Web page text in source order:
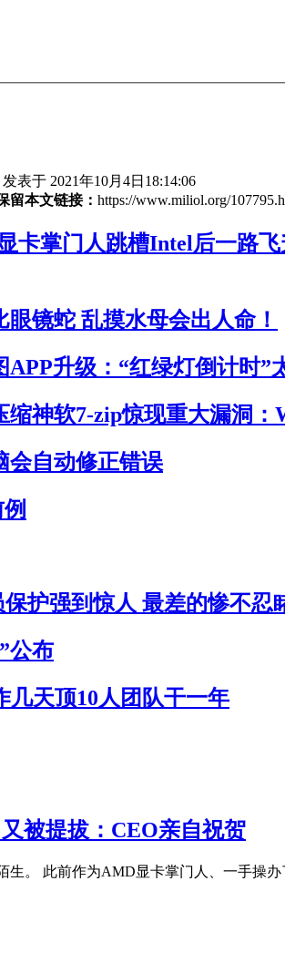
发表于 2021年10月4日18:14:06
留本文链接： https://www.miliol.org/
卡掌门人跳槽Intel后一路
眼镜蛇 乱摸水母会出人命！
APP升级：“红绿灯倒计时”
缩神软7-zip惊现重大漏洞：
会自动修正错误
护强到惊人 最差的惨不忍
公布
天顶10人团队干一年
被提拔：CEO亲自祝贺
。 此前作为AMD显卡掌门人、一手操